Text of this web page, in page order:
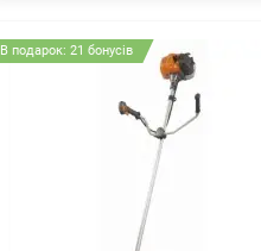
В подарок: 21 бонусів